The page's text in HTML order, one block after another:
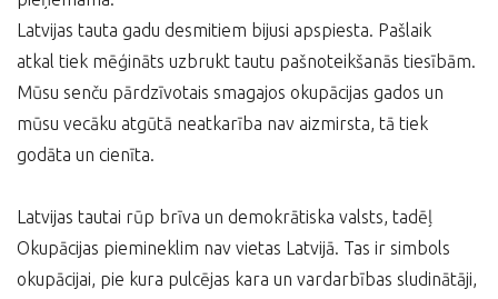
Latvijas tauta gadu desmitiem bijusi apspiesta. Pašlaik
atkal tiek mēģināts uzbrukt tautu pašnoteikšanās tiesībām.
Mūsu senču pārdzīvotais smagajos okupācijas gados un
mūsu vecāku atgūtā neatkarība nav aizmirsta, tā tiek
godāta un cienīta.
Latvijas tautai rūp brīva un demokrātiska valsts, tadēļ
Okupācijas piemineklim nav vietas Latvijā. Tas ir simbols
okupācijai, pie kura pulcējas kara un vardarbības sludinātāji,